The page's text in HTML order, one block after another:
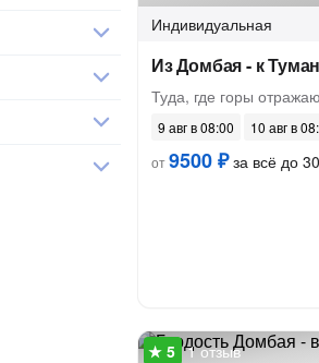
Индивидуальная
Из Домбая - к
Туда, где горы
9 авг в 08:00
10 авг в
от9500 ₽за всё до
1 отзыв